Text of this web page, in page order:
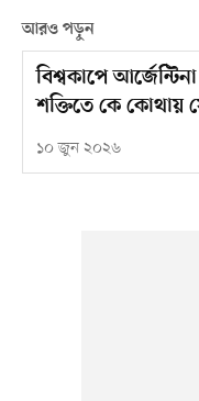
আরও পড়ুন
বিশ্বকাপে
শক্তিতে কে কোথায়
১০ জুন ২০২৬